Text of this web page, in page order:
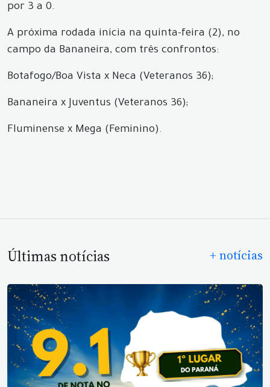
por 3 a 0.
A próxima rodada inicia na quinta-feira (2), no
campo da Bananeira, com três confrontos:
Botafogo/Boa Vista x Neca (Veteranos 36);
Bananeira x Juventus (Veteranos 36);
Fluminense x Mega (Feminino).
Últimas notícias + notícias